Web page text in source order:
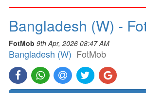
Bangladesh (W) -
FotMob 9th Apr, 2026 08:47 AM
Bangladesh (W) FotMob